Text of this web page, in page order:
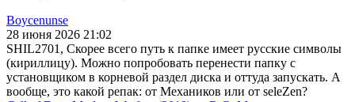
Boycenunse
28 июня 2026 21:02
SHIL2701, Скорее всего путь к папке имеет русские символы
(кириллицу). Можно попробовать перенести папку с
установщиком в корневой раздел диска и оттуда запускать. А
вообще, это какой репак: от Механиков или от seleZen?